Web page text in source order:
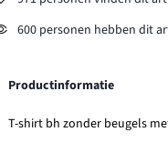
600 personen hebben dit
Productinformatie
T-shirt bh zonder beugels